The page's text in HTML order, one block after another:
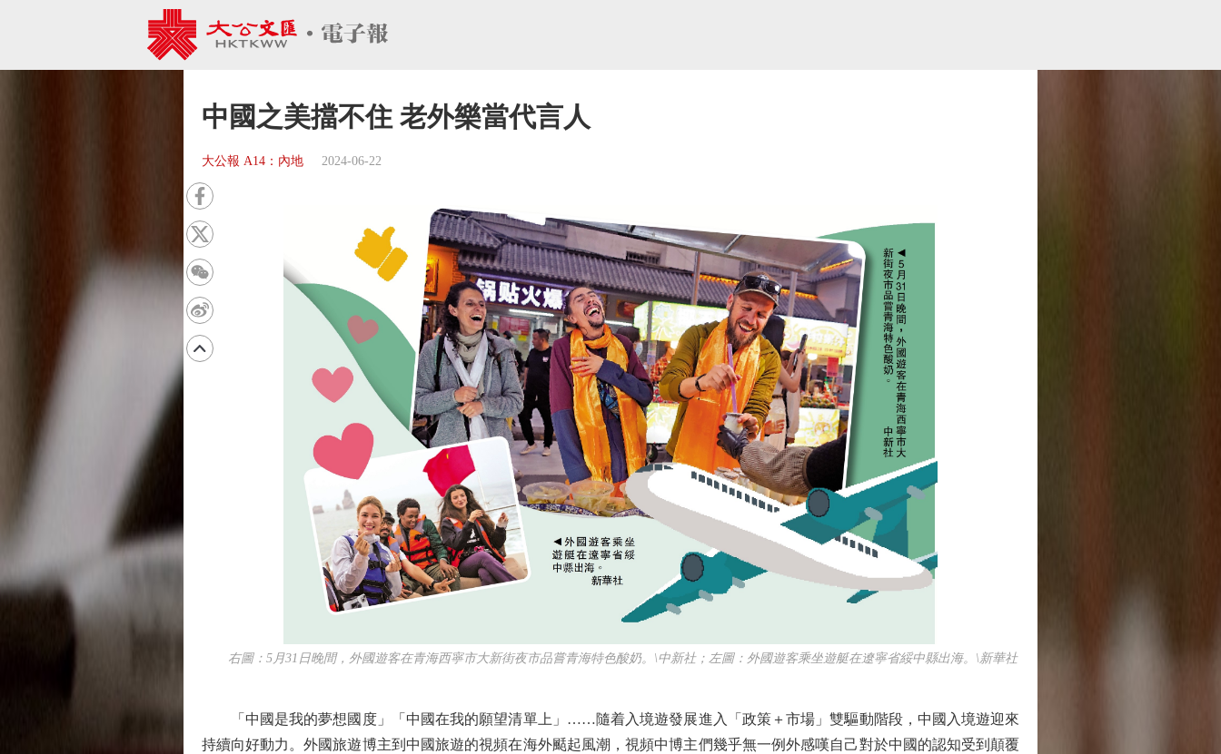
中國之美擋不住 老外樂當代言人
大公報 A14：內地 2024-06-22
右圖：5月31日晚間，外國遊客在青海西寧市大新街夜市品嘗青海特色酸奶。\中新社；左圖：外國遊客乘坐遊艇在遼寧省綏中縣出海。\新華社
「中國是我的夢想國度」「中國在我的願望清單上」……隨着入境遊發展進入「政策＋市場」雙驅動階段，中國入境遊迎來
持續向好動力。外國旅遊博主到中國旅遊的視頻在海外颳起風潮，視頻中博主們幾乎無一例外感嘆自己對於中國的認知受到顛覆